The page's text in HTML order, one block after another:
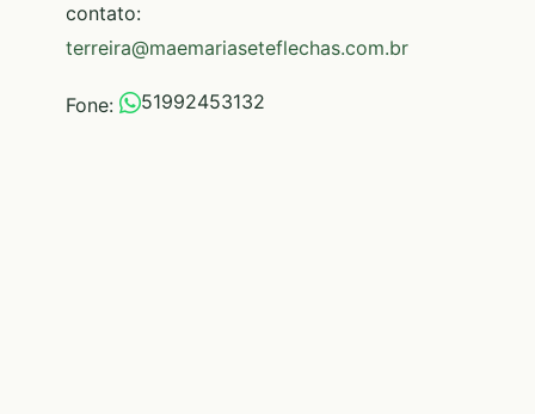
contato:
terreira@maemariaseteflechas.com.br
Fone: 51992453132